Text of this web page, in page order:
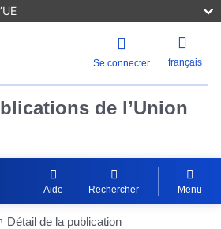
Se connecter français
de l’Union
Aide Rechercher Menu
Détail de la publication